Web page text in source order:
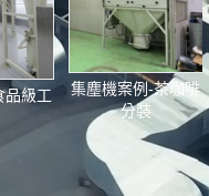
品級工
集塵機案例-茶咖啡
分裝